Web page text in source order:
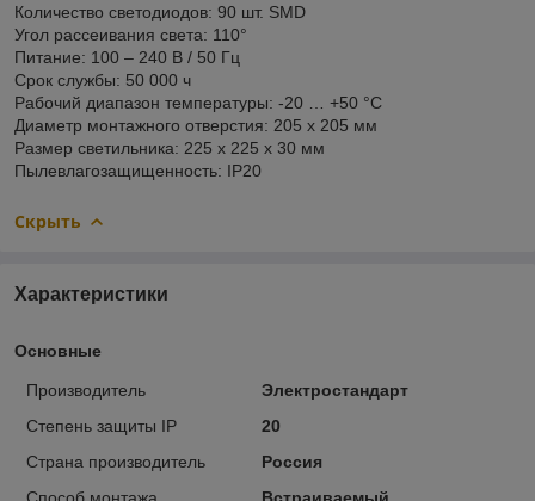
Количество светодиодов: 90 шт. SMD
Угол рассеивания света: 110°
Питание: 100 – 240 В / 50 Гц
Срок службы: 50 000 ч
Рабочий диапазон температуры: -20 … +50 °С
Диаметр монтажного отверстия: 205 х 205 мм
Размер светильника: 225 х 225 x 30 мм
Пылевлагозащищенность: IP20
Скрыть
Характеристики
Основные
Производитель
Электростандарт
Степень защиты IP
20
Страна производитель
Россия
Способ монтажа
Встраиваемый